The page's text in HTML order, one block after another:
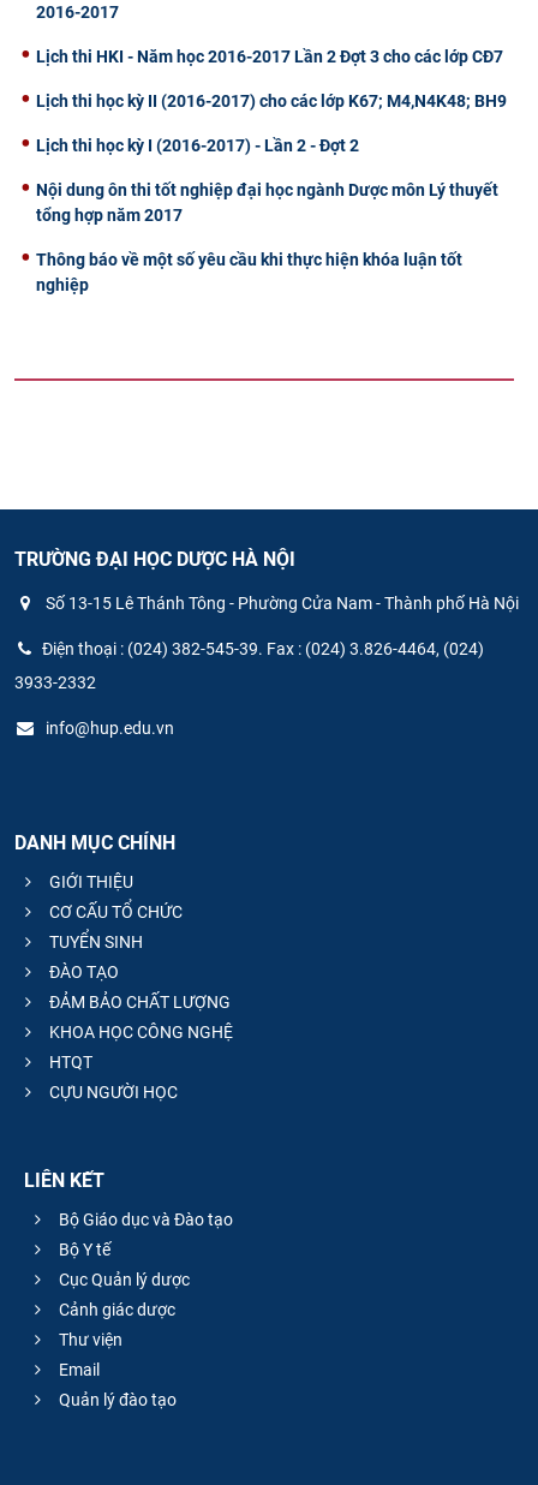
2016-2017
Lịch thi HKI - Năm học 2016-2017 Lần 2 Đợt 3 cho các lớp CĐ7
Lịch thi học kỳ II (2016-2017) cho các lớp K67; M4,N4K48; BH9
Lịch thi học kỳ I (2016-2017) - Lần 2 - Đợt 2
Nội dung ôn thi tốt nghiệp đại học ngành Dược môn Lý thuyết
tổng hợp năm 2017
Thông báo về một số yêu cầu khi thực hiện khóa luận tốt
nghiệp
TRƯỜNG ĐẠI HỌC DƯỢC HÀ NỘI
Số 13-15 Lê Thánh Tông - Phường Cửa Nam - Thành phố Hà Nội
Điện thoại : (024) 382-545-39. Fax : (024) 3.826-4464, (024)
3933-2332
info@hup.edu.vn
DANH MỤC CHÍNH
GIỚI THIỆU
CƠ CẤU TỔ CHỨC
TUYỂN SINH
ĐÀO TẠO
ĐẢM BẢO CHẤT LƯỢNG
KHOA HỌC CÔNG NGHỆ
HTQT
CỰU NGƯỜI HỌC
LIÊN KẾT
Bộ Giáo dục và Đào tạo
Bộ Y tế
Cục Quản lý dược
Cảnh giác dược
Thư viện
Email
Quản lý đào tạo